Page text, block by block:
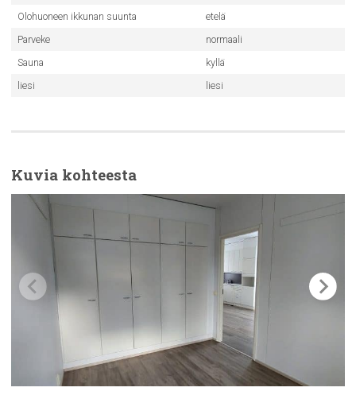
Olohuoneen ikkunan suunta
etelä
Parveke
normaali
Sauna
kyllä
liesi
liesi
Kuvia kohteesta